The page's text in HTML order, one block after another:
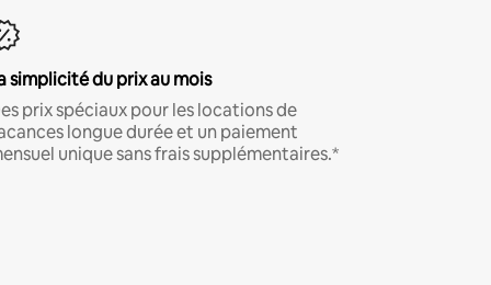
simplicité du prix au mois
prix spéciaux pour les locations de
longue durée et un paiement
unique sans frais supplémentaires.*